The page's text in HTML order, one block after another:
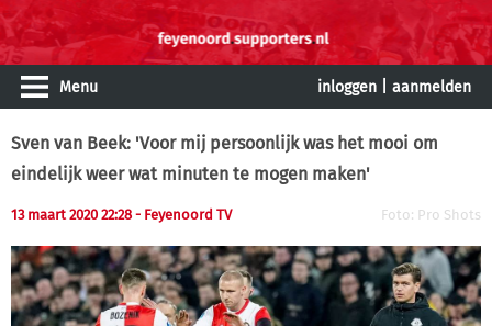
Menu inloggen aanmelden
Sven van Beek: 'Voor mij persoonlijk was het mooi om
eindelijk weer wat minuten te mogen maken'
13 maart 2020 22:28 - Feyenoord TV Foto: Pro Shots